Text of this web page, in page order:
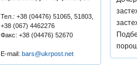
Тел.: +38 (04476) 51065, 51803,
+38 (067) 4462276
Факс: +38 (04476) 52670
E-mail: bars@ukrpost.net